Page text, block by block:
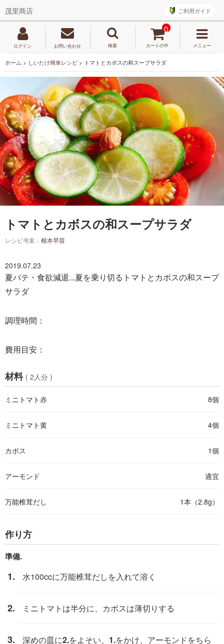
茂里商店 ご利用ガイド
ログイン お問い合わせ 検索 カートの中
0
メニュー
ホーム > しいたけ簡単レシピ > トマトとカボスの和スープサラダ
トマトとカボスの和スープサラダ
レシピ考案： 根本早苗
2019.07.23
夏バテ・食欲減退...夏を乗り切るトマトとカボスの和スープ
サラダ
調理時間：
費用目安：
材料 ( 2人分 )
ミニトマト赤 8個
ミニトマト黄 4個
カボス 1個
アーモンド 適宜
万能椎茸だし 1本（2.8g）
作り方
準備.
水100ccに万能椎茸だしを入れて溶く
ミニトマトは半分に、カボスは薄切りする
深めの皿に2.をよそい、 1.をかけ、アーモンドをちら